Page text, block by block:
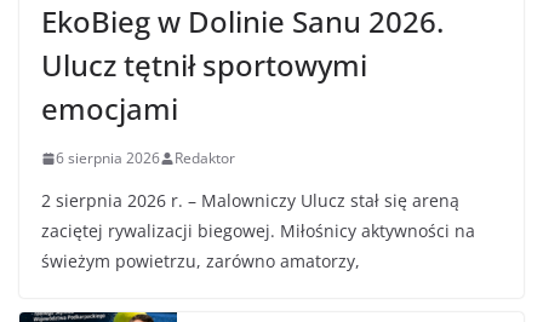
EkoBieg w Dolinie Sanu 2026.
Ulucz tętnił sportowymi
emocjami
6 sierpnia 2026 Redaktor
2 sierpnia 2026 r. – Malowniczy Ulucz stał się areną
zaciętej rywalizacji biegowej. Miłośnicy aktywności na
świeżym powietrzu, zarówno amatorzy,